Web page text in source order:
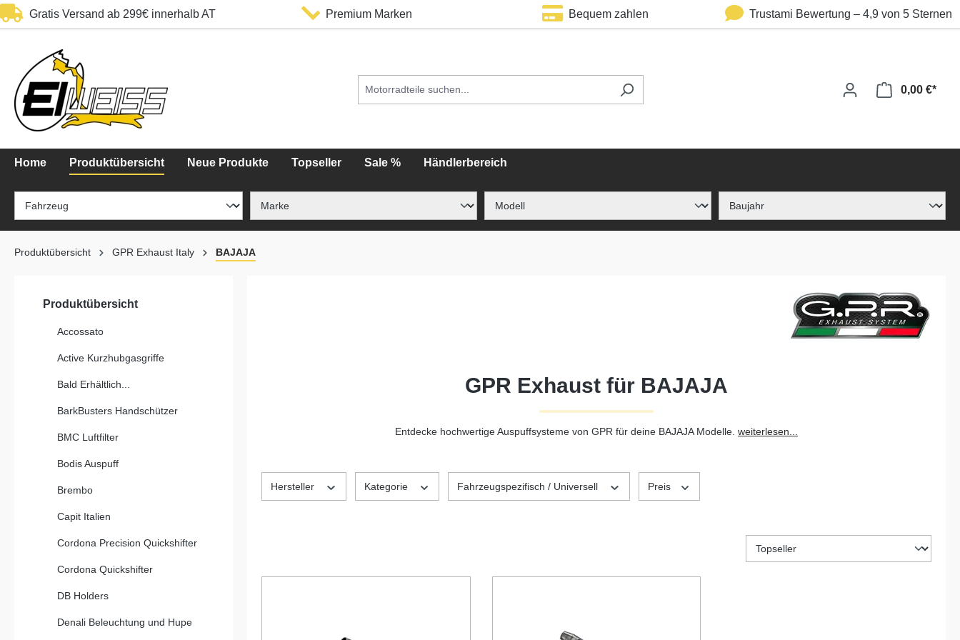
Zur Hauptnavigation springen
Gratis Versand ab 299€ innerhalb AT Premium Marken Bequem zahlen Trustami Bewertung – 4,9 von 5 Sternen
0,00 €*
Home Produktübersicht Neue Produkte Topseller Sale % Händlerbereich
Produktübersicht GPR Exhaust Italy BAJAJA
Produktübersicht
Accossato
Active Kurzhubgasgriffe
Bald Erhältlich...
BarkBusters Handschützer
BMC Luftfilter
Bodis Auspuff
Brembo
Capit Italien
Cordona Precision Quickshifter
Cordona Quickshifter
DB Holders
Denali Beleuchtung und Hupe
GPR Exhaust für BAJAJA
Entdecke hochwertige Auspuffsysteme von GPR für deine BAJAJA Modelle. weiterlesen...
Hersteller Kategorie Fahrzeugspezifisch / Universell Preis